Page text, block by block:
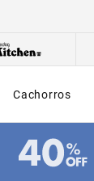
Cachorros